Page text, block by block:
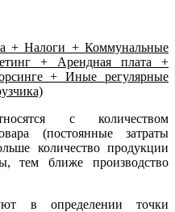
+ Налоги + Коммунальные
+ Арендная плата +
+ Иные регулярные
с количеством
(постоянные затраты
количество продукции
тем ближе производство
в определении точки